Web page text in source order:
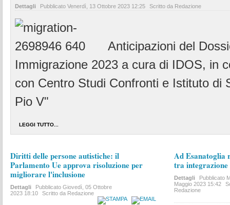
Dettagli Pubblicato Venerdì, 13 Ottobre 2023 12:25 Scritto da Redazione
Anticipazioni del
Immigrazione 2023 a cura di IDOS, in
con Centro Studi Confronti e Istituto di
Pio V"
LEGGI TUTTO...
Diritti delle persone autistiche: il
Parlamento Ue approva risoluzione per
migliorare l'inclusione
Dettagli Pubblicato Giovedì, 05 Ottobre
2023 18:10
Scritto da Redazione
Ad Esanatoglia
tra
Dettagli Pubblicato
Maggio 2023 15:42
Redazione